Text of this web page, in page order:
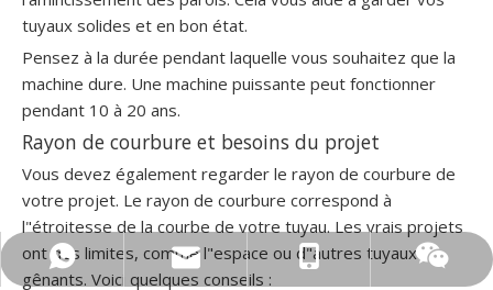
tuyaux solides et en bon état.
Pensez à la durée pendant laquelle vous souhaitez que la
machine dure. Une machine puissante peut fonctionner
pendant 10 à 20 ans.
Rayon de courbure et besoins du projet
Vous devez également regarder le rayon de courbure de
votre projet. Le rayon de courbure correspond à
l"étroitesse de la courbe de votre tuyau. Les vrais projets
ont des limites, comme l"espace ou d"autres tuyaux
gênants. Voici quelques conseils :
+86 15962359991
sales@gmacc.cn
0086 13606222268
15962359991